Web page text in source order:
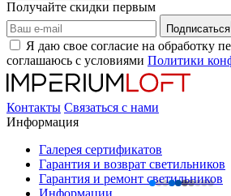
Получайте скидки первым
Подписаться
Я даю свое согласие на обработку
соглашаюсь с условиями Политики
Контакты Связаться с нами
Информация
Галерея сертификатов
Гарантия и возврат светильников
Гарантия и ремонт светильников